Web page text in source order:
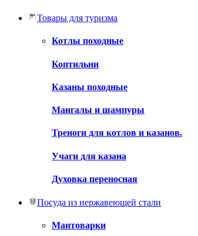
Товары для туризма
Котлы походные
Коптильни
Казаны походные
Мангалы и шампуры
Треноги для котлов и казанов.
Учаги для казана
Духовка переносная
Посуда из нержавеющей стали
Мантоварки